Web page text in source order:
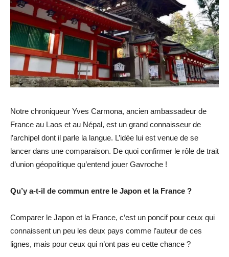
Notre chroniqueur Yves Carmona, ancien ambassadeur de
France au Laos et au Népal, est un grand connaisseur de
l’archipel dont il parle la langue. L’idée lui est venue de se
lancer dans une comparaison. De quoi confirmer le rôle de trait
d’union géopolitique qu’entend jouer Gavroche !
Qu’y a-t-il de commun entre le Japon et la France ?
Comparer le Japon et la France, c’est un poncif pour ceux qui
connaissent un peu les deux pays comme l’auteur de ces
lignes, mais pour ceux qui n’ont pas eu cette chance ?